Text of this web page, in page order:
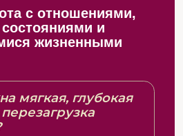
рисунок)
который
с
на Ваше